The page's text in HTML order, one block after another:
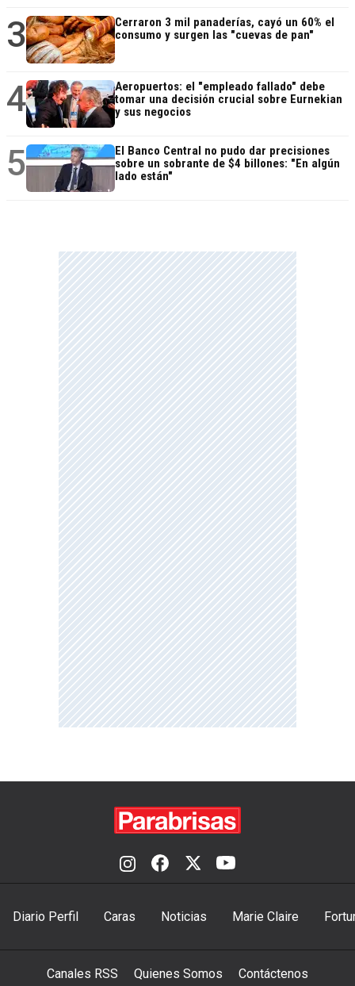
3
Cerraron 3 mil panaderías, cayó un 60% el
consumo y surgen las "cuevas de pan"
4
Aeropuertos: el "empleado fallado" debe
tomar una decisión crucial sobre Eurnekian
y sus negocios
5
El Banco Central no pudo dar precisiones
sobre un sobrante de $4 billones: "En algún
lado están"
Diario Perfil Caras Noticias Marie Claire
Canales RSS Quienes Somos Contáctenos